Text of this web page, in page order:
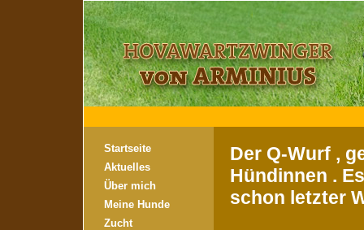
Startseite
Aktuelles
Über mich
Meine Hunde
Zucht
Der Q-Wurf ,
Hündinnen .
schon letzter